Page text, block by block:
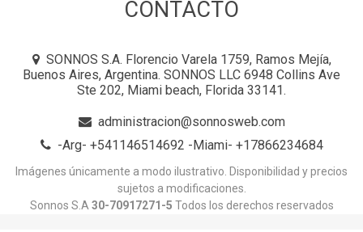
CONTACTO
SONNOS S.A. Florencio Varela 1759, Ramos Mejía,
Buenos Aires, Argentina. SONNOS LLC 6948 Collins Ave
Ste 202, Miami beach, Florida 33141.
administracion@sonnosweb.com
-Arg- +541146514692 -Miami- +17866234684
Imágenes únicamente a modo ilustrativo. Disponibilidad y precios
sujetos a modificaciones.
Sonnos S.A 30-70917271-5 Todos los derechos reservados